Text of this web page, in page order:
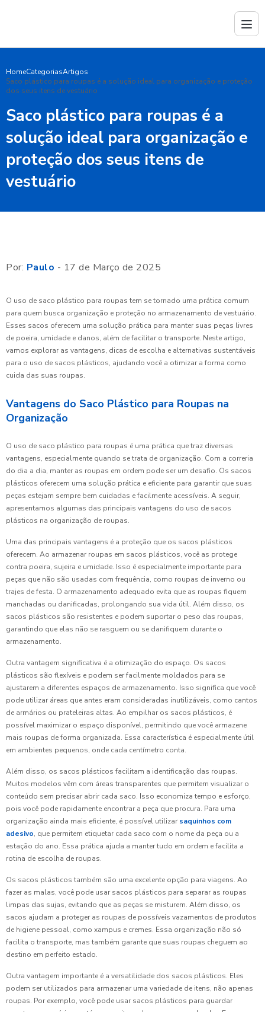
HomeCategoriasArtigos
Saco plástico para roupas é a solução ideal para organização e proteção
dos seus itens de vestuário
Saco plástico para roupas é a
solução ideal para organização e
proteção dos seus itens de
vestuário
Por: Paulo - 17 de Março de 2025
O uso de saco plástico para roupas tem se tornado uma prática comum
para quem busca organização e proteção no armazenamento de vestuário.
Esses sacos oferecem uma solução prática para manter suas peças livres
de poeira, umidade e danos, além de facilitar o transporte. Neste artigo,
vamos explorar as vantagens, dicas de escolha e alternativas sustentáveis
para o uso de sacos plásticos, ajudando você a otimizar a forma como
cuida das suas roupas.
Vantagens do Saco Plástico para Roupas na
Organização
O uso de saco plástico para roupas é uma prática que traz diversas
vantagens, especialmente quando se trata de organização. Com a correria
do dia a dia, manter as roupas em ordem pode ser um desafio. Os sacos
plásticos oferecem uma solução prática e eficiente para garantir que suas
peças estejam sempre bem cuidadas e facilmente acessíveis. A seguir,
apresentamos algumas das principais vantagens do uso de sacos
plásticos na organização de roupas.
Uma das principais vantagens é a proteção que os sacos plásticos
oferecem. Ao armazenar roupas em sacos plásticos, você as protege
contra poeira, sujeira e umidade. Isso é especialmente importante para
peças que não são usadas com frequência, como roupas de inverno ou
trajes de festa. O armazenamento adequado evita que as roupas fiquem
manchadas ou danificadas, prolongando sua vida útil. Além disso, os
sacos plásticos são resistentes e podem suportar o peso das roupas,
garantindo que elas não se rasguem ou se danifiquem durante o
armazenamento.
Outra vantagem significativa é a otimização do espaço. Os sacos
plásticos são flexíveis e podem ser facilmente moldados para se
ajustarem a diferentes espaços de armazenamento. Isso significa que você
pode utilizar áreas que antes eram consideradas inutilizáveis, como cantos
de armários ou prateleiras altas. Ao empilhar os sacos plásticos, é
possível maximizar o espaço disponível, permitindo que você armazene
mais roupas de forma organizada. Essa característica é especialmente útil
em ambientes pequenos, onde cada centímetro conta.
Além disso, os sacos plásticos facilitam a identificação das roupas.
Muitos modelos vêm com áreas transparentes que permitem visualizar o
conteúdo sem precisar abrir cada saco. Isso economiza tempo e esforço,
pois você pode rapidamente encontrar a peça que procura. Para uma
organização ainda mais eficiente, é possível utilizar saquinhos com
adesivo, que permitem etiquetar cada saco com o nome da peça ou a
estação do ano. Essa prática ajuda a manter tudo em ordem e facilita a
rotina de escolha de roupas.
Os sacos plásticos também são uma excelente opção para viagens. Ao
fazer as malas, você pode usar sacos plásticos para separar as roupas
limpas das sujas, evitando que as peças se misturem. Além disso, os
sacos ajudam a proteger as roupas de possíveis vazamentos de produtos
de higiene pessoal, como xampus e cremes. Essa organização não só
facilita o transporte, mas também garante que suas roupas cheguem ao
destino em perfeito estado.
Outra vantagem importante é a versatilidade dos sacos plásticos. Eles
podem ser utilizados para armazenar uma variedade de itens, não apenas
roupas. Por exemplo, você pode usar sacos plásticos para guardar